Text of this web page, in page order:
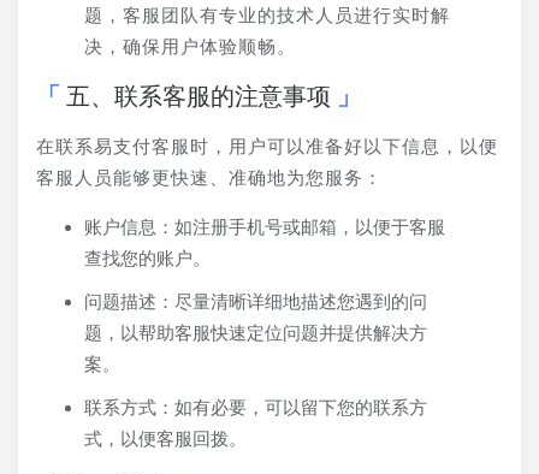
题，客服团队有专业的技术人员进行实时解
决，确保用户体验顺畅。
五、联系客服的注意事项
在联系易支付客服时，用户可以准备好以下信息，以便
客服人员能够更快速、准确地为您服务：
账户信息：如注册手机号或邮箱，以便于客服
查找您的账户。
问题描述：尽量清晰详细地描述您遇到的问
题，以帮助客服快速定位问题并提供解决方
案。
联系方式：如有必要，可以留下您的联系方
式，以便客服回拨。